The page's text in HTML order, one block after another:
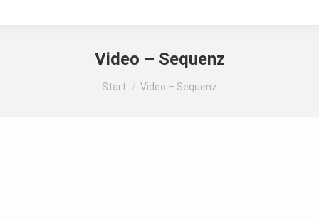
Video – Sequenz
Sie befinden sich hier:
Start Video – Sequenz